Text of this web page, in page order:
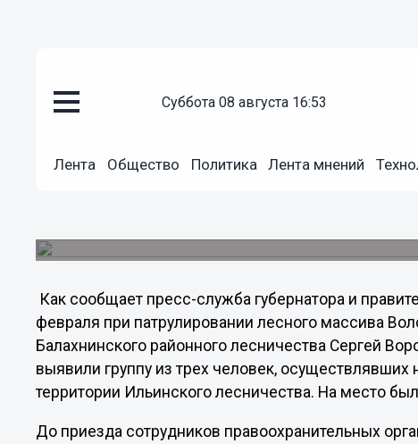
суббота 08 августа 16:53
Лента Общество Политика Лента мнений
Незаконную рубку леса
Как сообщает пресс-служба губернатора и
февраля при патрулировании лесного массива
Балахнинского районного лесничества Сергей
выявили группу из трех человек,
территории Ильинского лесничества. На место
До приезда сотрудников правоохранительных